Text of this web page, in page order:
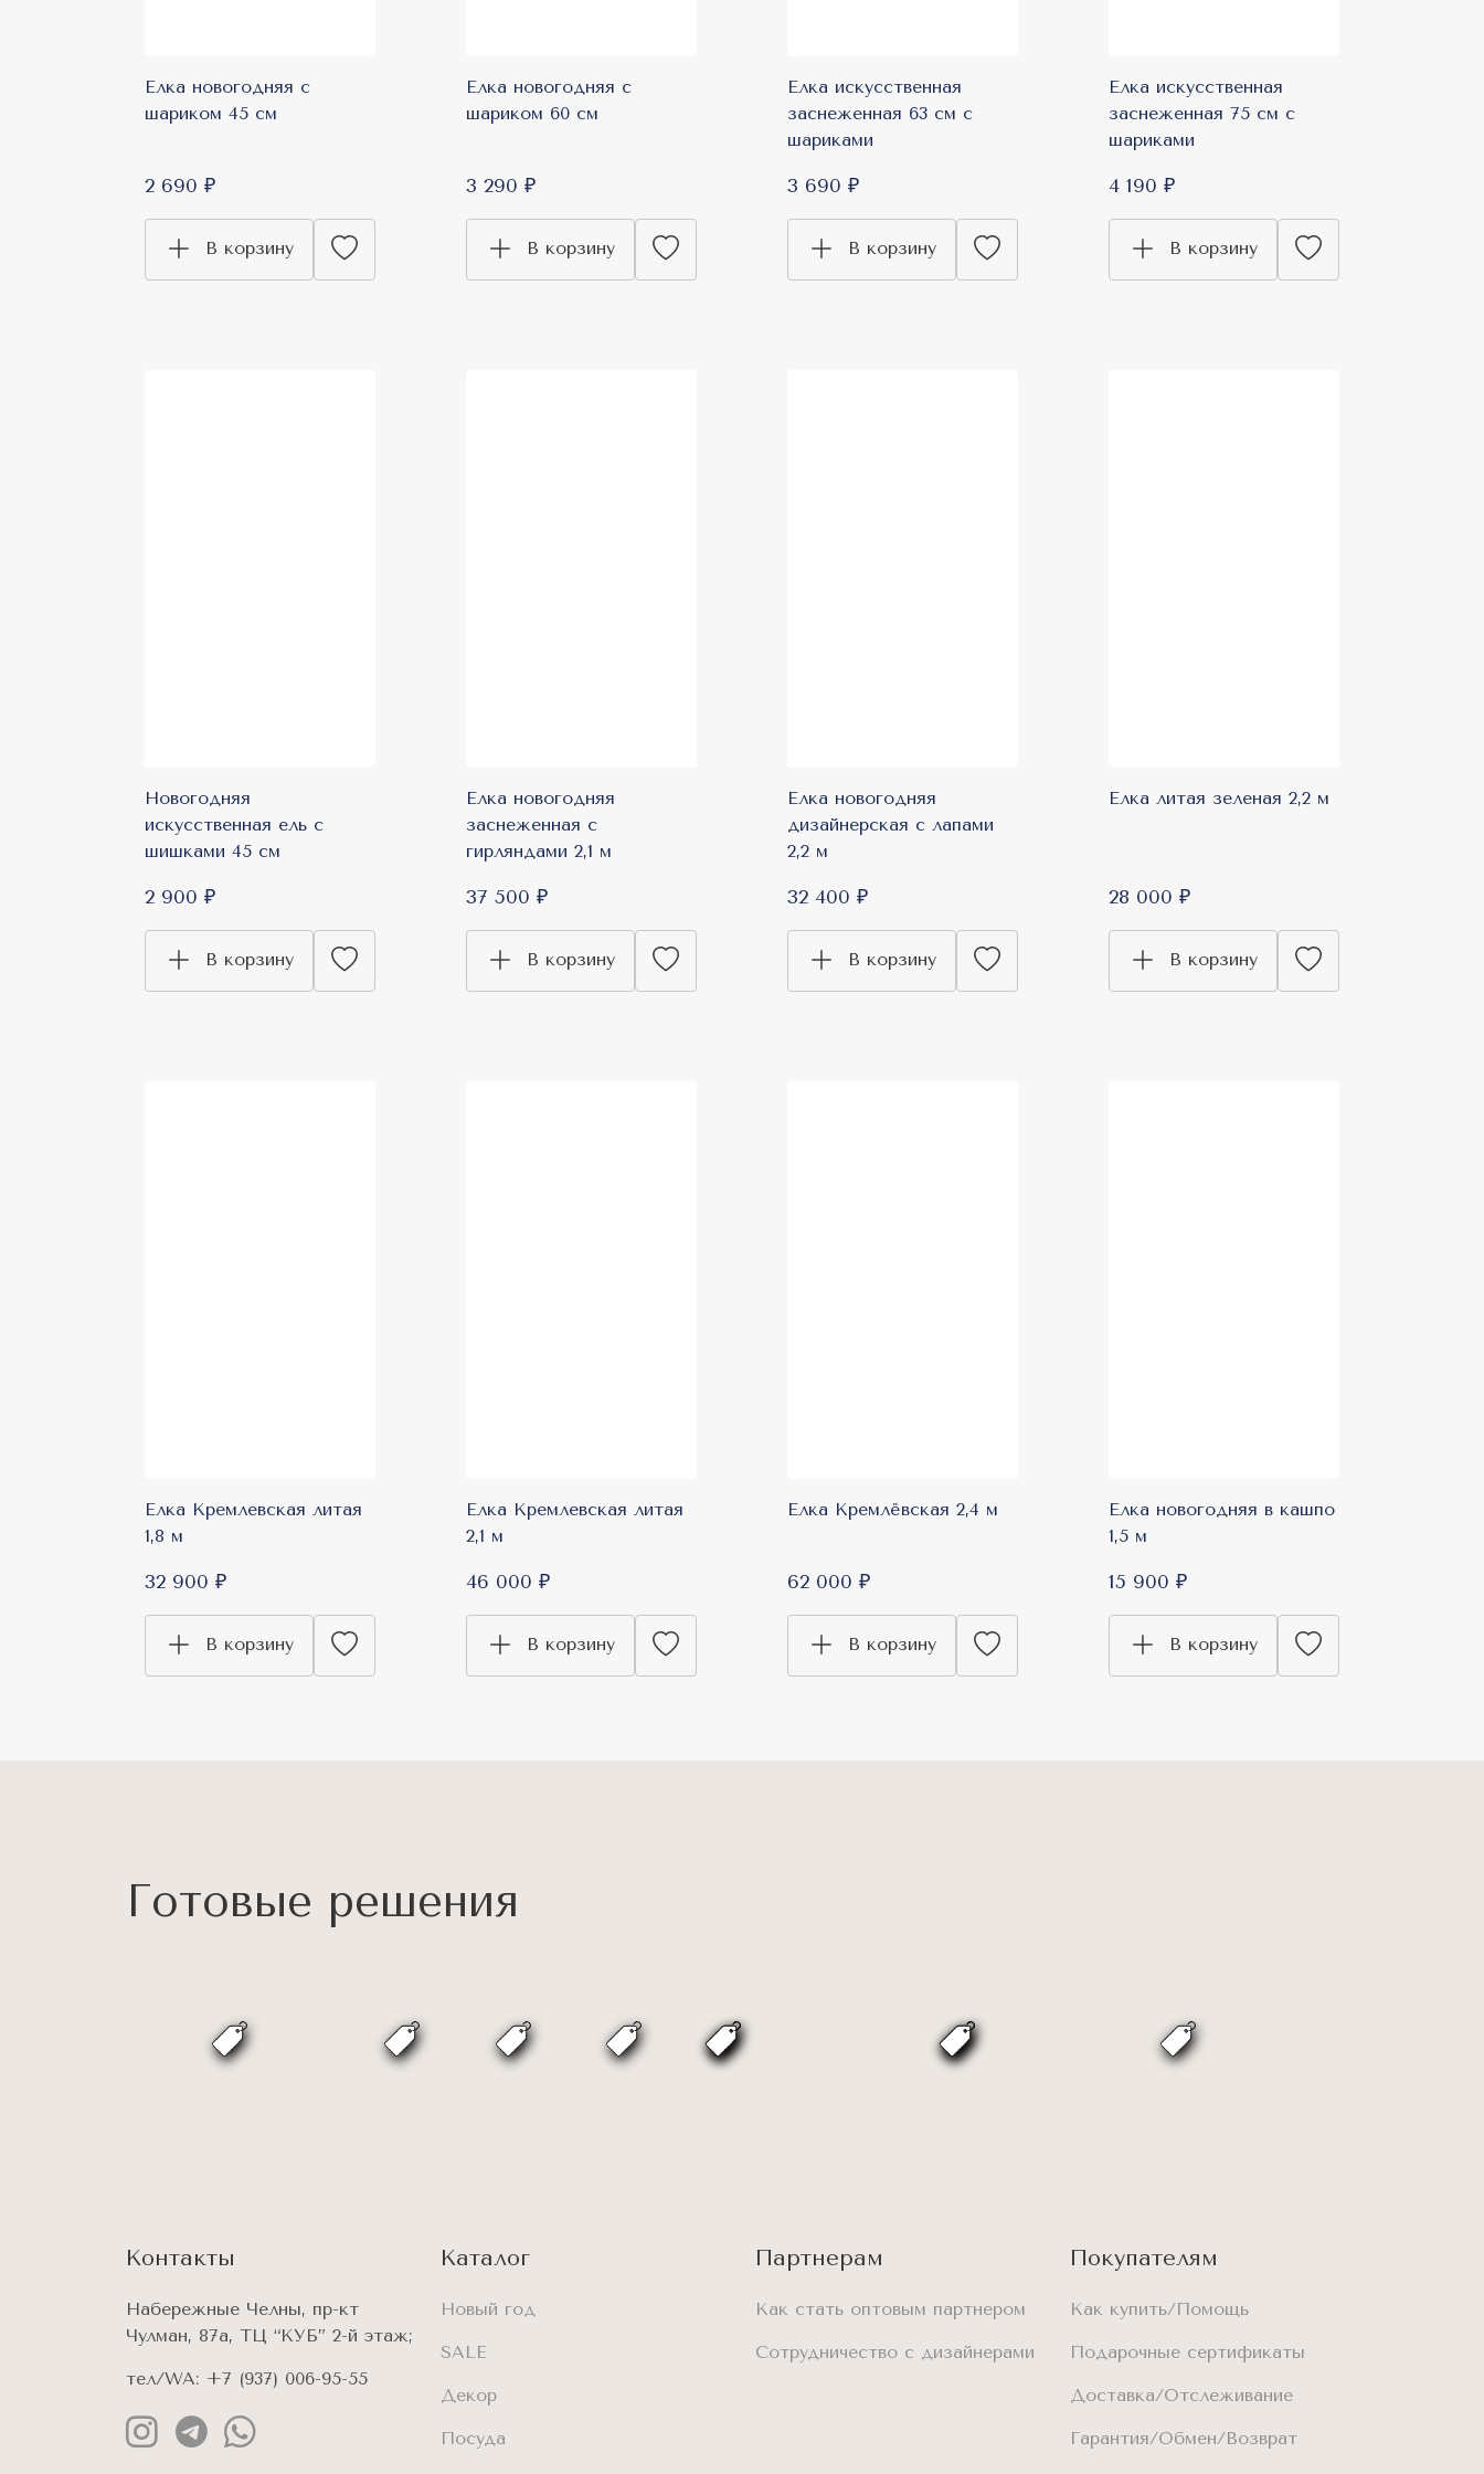
Елка новогодняя с
шариком 45 см
2 690 ₽
В корзину
Елка новогодняя с
шариком 60 см
3 290 ₽
В корзину
Елка искусственная
заснеженная 63 см с
шариками
3 690 ₽
В корзину
Елка искусственная
заснеженная 75 см с
шариками
4 190 ₽
В корзину
Новогодняя
искусственная ель с
шишками 45 см
2 900 ₽
В корзину
Елка новогодняя
заснеженная с
гирляндами 2,1 м
37 500 ₽
В корзину
Елка новогодняя
дизайнерская с лапами
2,2 м
32 400 ₽
В корзину
Елка литая зеленая 2,2 м
28 000 ₽
В корзину
Елка Кремлевская литая
1,8 м
32 900 ₽
В корзину
Елка Кремлевская литая
2,1 м
46 000 ₽
В корзину
Елка Кремлёвская 2,4 м
62 000 ₽
В корзину
Елка новогодняя в кашпо
1,5 м
15 900 ₽
В корзину
Готовые решения
Контакты
Набережные Челны, пр-кт
Чулман, 87а, ТЦ “КУБ” 2-й этаж;
тел/WA: +7 (937) 006-95-55
Каталог
Новый год
SALE
Декор
Посуда
Партнерам
Как стать оптовым партнером
Сотрудничество с дизайнерами
Покупателям
Как купить/Помощь
Подарочные сертификаты
Доставка/Отслеживание
Гарантия/Обмен/Возврат